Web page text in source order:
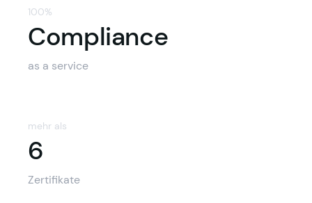
100%
Compliance
as a service
mehr als
6
Zertifikate